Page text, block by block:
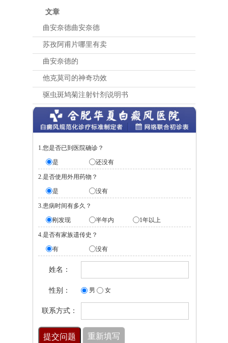
文章
曲安奈德曲安奈德
苏孜阿甫片哪里有卖
曲安奈德的
他克莫司的神奇功效
驱虫斑鸠菊注射针剂说明书
1.您是否已到医院确诊？
是
还没有
2.是否使用外用药物？
是
没有
3.患病时间有多久？
刚发现
半年内 1年以上
4.是否有家族遗传史？
有
没有
姓名：
性别： 男 女
联系方式：